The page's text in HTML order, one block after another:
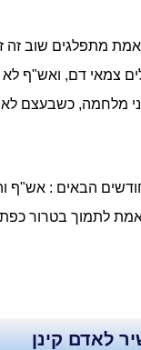
מתפלגים שוב זה
צמאי דם, ואש"ף
פני מלחמה,
הבאים : אש"ף
לתמוך בטרור
לאדם קינן